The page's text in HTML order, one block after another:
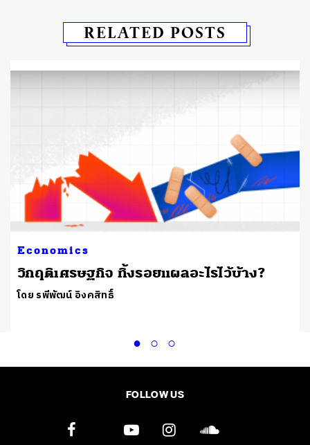
RELATED POSTS
Economics
วิกฤติเศรษฐกิจ ทิ้งรอยแผลอะไรไว้บ้าง?
โดย รพีพัฒน์ อิงคสิทธิ์
FOLLOW US